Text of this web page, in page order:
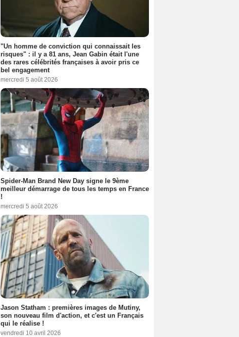
"Un homme de conviction qui connaissait les
risques" : il y a 81 ans, Jean Gabin était l'une
des rares célébrités françaises à avoir pris ce
bel engagement
mercredi 5 août 2026
Spider-Man Brand New Day signe le 9ème
meilleur démarrage de tous les temps en France
!
mercredi 5 août 2026
Jason Statham : premières images de Mutiny,
son nouveau film d'action, et c'est un Français
qui le réalise !
vendredi 10 avril 2026